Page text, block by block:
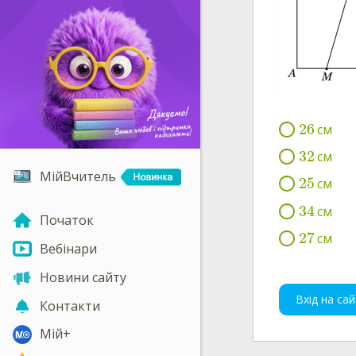
МійВчитель
Початок
Вебінари
Новини сайту
Контакти
Мій+
26см
32см
25см
34см
27см
Вхід на